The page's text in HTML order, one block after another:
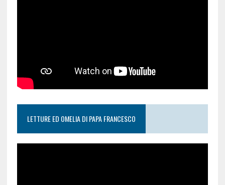
LETTURE ED OMELIA DI PAPA FRANCESCO